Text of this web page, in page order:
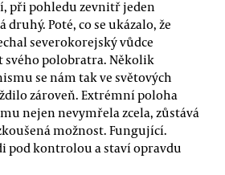
při pohledu zevnitř jeden
Poté, co se ukázalo, že
severokorejský vůdce
svého polobratra. Několik
se nám tak ve světových
zároveň. Extrémní poloha
nejen nevymřela zcela, zůstává
možnost. Fungující.
pod kontrolou a staví opravdu